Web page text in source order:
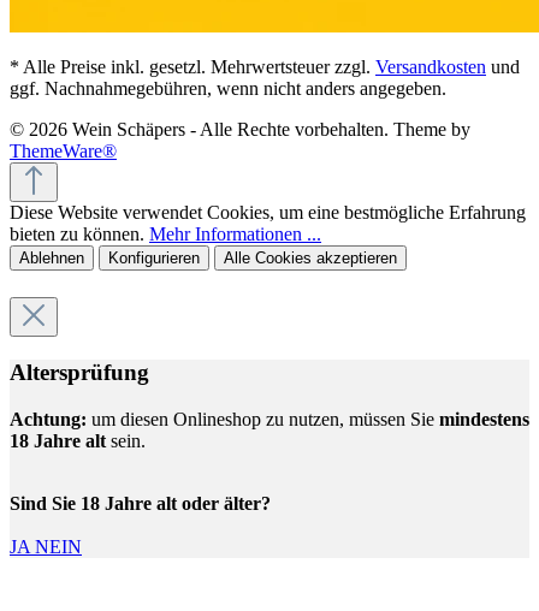
* Alle Preise inkl. gesetzl. Mehrwertsteuer zzgl. Versandkosten und
ggf. Nachnahmegebühren, wenn nicht anders angegeben.
© 2026 Wein Schäpers - Alle Rechte vorbehalten. Theme by
ThemeWare®
Diese Website verwendet Cookies, um eine bestmögliche Erfahrung
bieten zu können. Mehr Informationen ...
Ablehnen Konfigurieren Alle Cookies akzeptieren
Altersprüfung
Achtung: um diesen Onlineshop zu nutzen, müssen Sie mindestens
18 Jahre alt sein.
Sind Sie 18 Jahre alt oder älter?
JA NEIN